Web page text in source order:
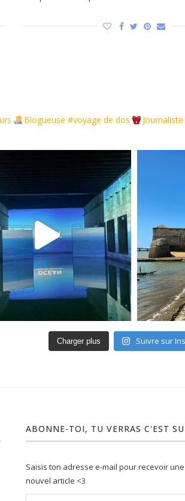
Blogueuse #voyage de dos
Charger plus Suivre sur
ABONNE-TOI, TU VERRAS C'EST
Saisis ton adresse e-mail pour recevoir
nouvel article <3